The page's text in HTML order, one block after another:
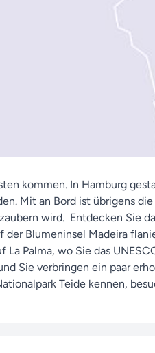
kommen. In Hamburg
Mit an Bord ist übrigens
wird. Entdecken Sie
Blumeninsel Madeira
Palma, wo Sie das
Sie verbringen ein paar
Teide kennen,
Deutschland fliegen.